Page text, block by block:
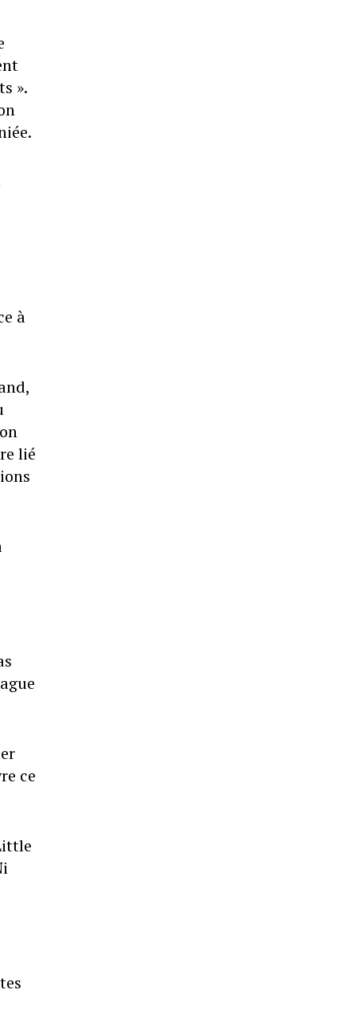
».
à
lié
ce